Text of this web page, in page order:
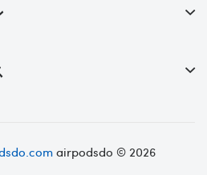
airpodsdo © 2026